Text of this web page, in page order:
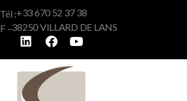
Tél :+33 670 52 37 38
F –38250 VILLARD DE LANS